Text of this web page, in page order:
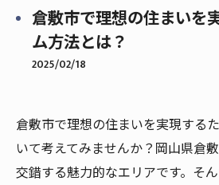
倉敷市で理想の住まいを
ム方法とは？
2025/02/18
倉敷市で理想の住まいを実現する
いて考えてみませんか？岡山県倉
交錯する魅力的なエリアです。そ